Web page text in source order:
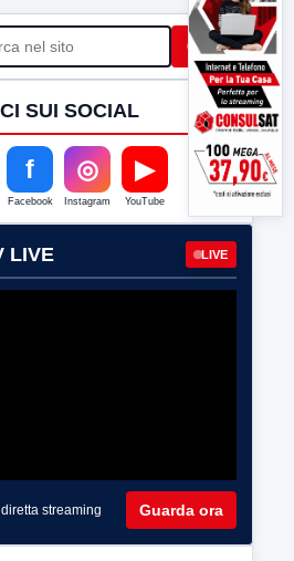
Cerca
SUI SOCIAL
f
Facebook
◎
Instagram
▶
YouTube
LIVE LIVE
streaming Guarda ora